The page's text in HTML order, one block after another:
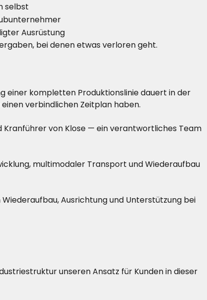
selbst
Ausrüstung
bei denen etwas verloren geht.
einer kompletten Produktionslinie dauert in der
verbindlichen Zeitplan haben.
Kranführer von Klose — ein verantwortliches Team
multimodaler Transport und Wiederaufbau
Ausrichtung und Unterstützung bei
unseren Ansatz für Kunden in dieser